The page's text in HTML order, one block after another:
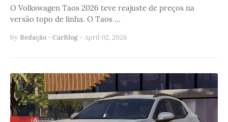
O Volkswagen Taos 2026 teve reajuste de preços na
versão topo de linha. O Taos …
by Redação - CarBlog - April 02, 2026